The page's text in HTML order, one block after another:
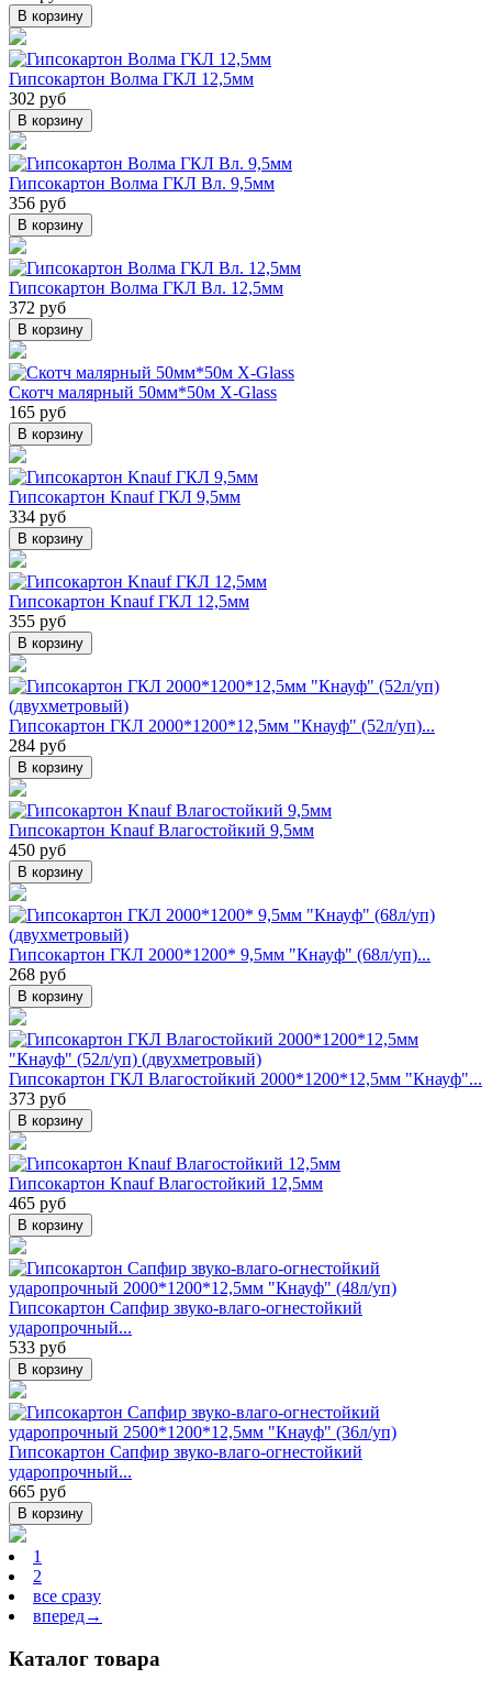
В корзину
Гипсокартон Волма ГКЛ 12,5мм
302 руб
В корзину
Гипсокартон Волма ГКЛ Вл. 9,5мм
356 руб
В корзину
Гипсокартон Волма ГКЛ Вл. 12,5мм
372 руб
В корзину
Скотч малярный 50мм*50м X-Glass
165 руб
В корзину
Гипсокартон Knauf ГКЛ 9,5мм
334 руб
В корзину
Гипсокартон Knauf ГКЛ 12,5мм
355 руб
В корзину
Гипсокартон ГКЛ 2000*1200*12,5мм "Кнауф" (52л/уп)...
284 руб
В корзину
Гипсокартон Knauf Влагостойкий 9,5мм
450 руб
В корзину
Гипсокартон ГКЛ 2000*1200* 9,5мм "Кнауф" (68л/уп)...
268 руб
В корзину
Гипсокартон ГКЛ Влагостойкий 2000*1200*12,5мм "Кнауф"...
373 руб
В корзину
Гипсокартон Knauf Влагостойкий 12,5мм
465 руб
В корзину
Гипсокартон Сапфир звуко-влаго-огнестойкий
ударопрочный...
533 руб
В корзину
Гипсокартон Сапфир звуко-влаго-огнестойкий
ударопрочный...
665 руб
В корзину
1
2
все сразу
вперед→
Каталог товара